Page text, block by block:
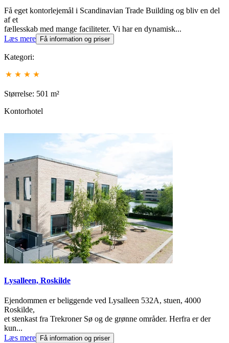
Få eget kontorlejemål i Scandinavian Trade Building og bliv en del
af et
fællesskab med mange faciliteter. Vi har en dynamisk...
Læs mere
Få information og priser
Kategori:
Størrelse: 501 m²
Kontorhotel
Lysalleen, Roskilde
Ejendommen er beliggende ved Lysalleen 532A, stuen, 4000
Roskilde,
et stenkast fra Trekroner Sø og de grønne områder. Herfra er der
kun...
Læs mere
Få information og priser